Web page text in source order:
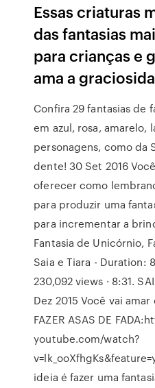
Essas criaturas
das fantasias
para crianças e
ama a
Confira 29 fantasias de
em azul, rosa, amarelo,
personagens, como da
dente! 30 Set 2016
oferecer como
para produzir uma
para incrementar a
Fantasia de Unicórnio,
Saia e Tiara - Duration:
230,092 views · 8:31.
Dez 2015 Você vai
FAZER ASAS DE
youtube.com/watch?
ideia é fazer uma